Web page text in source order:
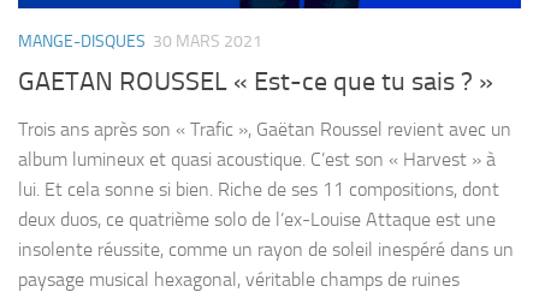
MANGE-DISQUES 30 MARS 2021
GAETAN ROUSSEL « Est-ce que tu sais ? »
Trois ans après son « Trafic », Gaëtan Roussel revient avec un
album lumineux et quasi acoustique. C’est son « Harvest » à
lui. Et cela sonne si bien. Riche de ses 11 compositions, dont
deux duos, ce quatrième solo de l’ex-Louise Attaque est une
insolente réussite, comme un rayon de soleil inespéré dans un
paysage musical hexagonal, véritable champs de ruines